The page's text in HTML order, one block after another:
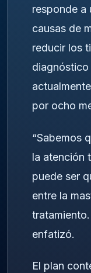
responde a
causas de
reducir los
por ocho
“Sabemos
la atención
puede ser
entre la
enfatizó.
El plan